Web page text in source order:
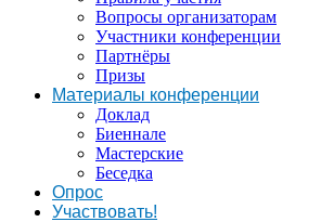
Вопросы организаторам
Участники конференции
Партнёры
Призы
Материалы конференции
Доклад
Биеннале
Мастерские
Беседка
Опрос
Участвовать!